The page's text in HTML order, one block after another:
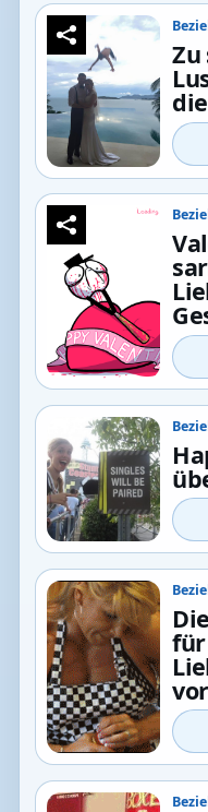
Zu
für